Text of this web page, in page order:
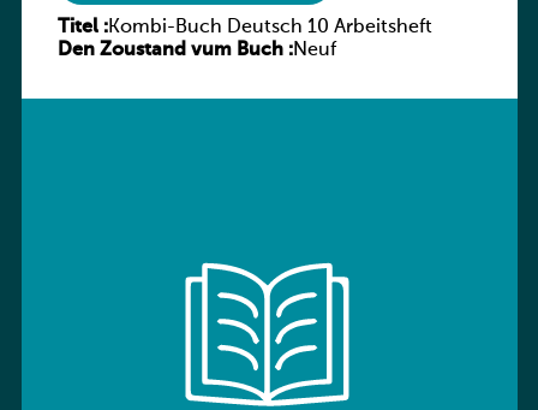
Titel :Kombi-Buch Deutsch 10 Arbeitsheft
Den Zoustand vum Buch :Neuf